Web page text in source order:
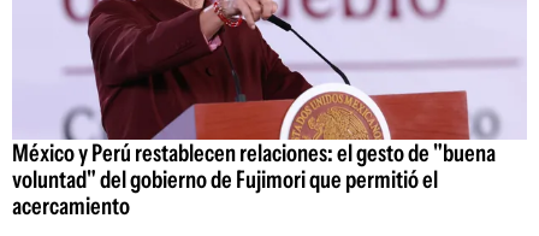
México y Perú restablecen relaciones: el gesto de "buena
voluntad" del gobierno de Fujimori que permitió el
acercamiento